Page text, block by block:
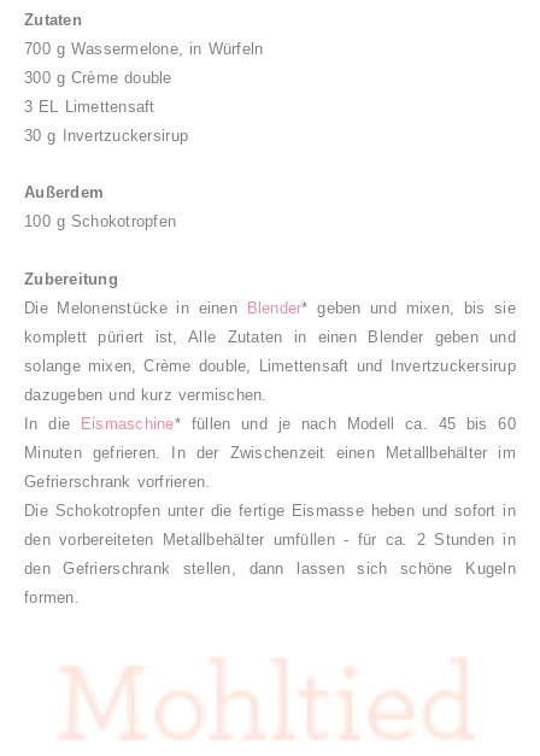
Zutaten
700 g Wassermelone, in Würfeln
300 g Crème double
3 EL Limettensaft
30 g Invertzuckersirup
Außerdem
100 g Schokotropfen
Zubereitung
Die Melonenstücke in einen
Blender* geben und mixen, bis sie
komplett püriert ist, Alle Zutaten in einen Blender geben und
solange mixen, Crème double, Limettensaft und Invertzuckersirup
dazugeben und kurz vermischen.
In die
Eismaschine* füllen und je nach Modell ca. 45 bis 60
Minuten gefrieren. In der Zwischenzeit einen Metallbehälter im
Gefrierschrank vorfrieren.
Die Schokotropfen unter die fertige Eismasse heben und sofort in
den vorbereiteten Metallbehälter umfüllen - für ca. 2 Stunden in
den Gefrierschrank stellen, dann lassen sich schöne Kugeln
formen.